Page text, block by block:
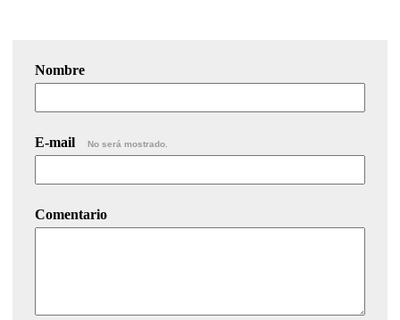
Nombre
E-mail No será mostrado.
Comentario